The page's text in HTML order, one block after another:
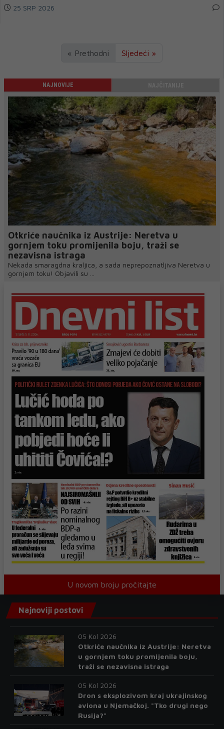
25 SRP 2026
« Prethodni Sljedeći »
NAJNOVIJE
Otkriće naučnika iz Austrije: Neretva u
gornjem toku promijenila boju, traži se
nezavisna istraga
Nekada smaragdna kraljica, a sada neprepoznatljiva Neretva u
gornjem toku! Objavili su ...
U novom broju pročitajte
Najnoviji postovi
05 Kol 2026
Otkriće naučnika iz Austrije: Neretva
u gornjem toku promijenila boju,
traži se nezavisna istraga
05 Kol 2026
Dron s eksplozivom kraj ukrajinskog
aviona u Njemačkoj. "Tko drugi nego
Rusija?"